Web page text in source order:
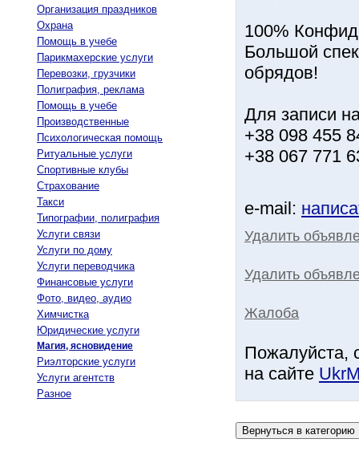
Организация праздников
Охрана
Помощь в учебе
Парикмахерские услуги
Перевозки, грузчики
Полиграфия, реклама
Помощь в учебе
Производственные
Психологическая помощь
Ритуальные услуги
Спортивные клубы
Страхование
Такси
Типографии, полиграфия
Услуги связи
Услуги по дому
Услуги переводчика
Финансовые услуги
Фото, видео, аудио
Химчистка
Юридические услуги
Магия, ясновидение
Риэлторские услуги
Услуги агентств
Разное
100%
Большой
обрядов!
Для записи
+38 098 455
+38 067 771
e-mail:
Удалить
Удалить
Жалоба
Пожалуйста,
на сайте